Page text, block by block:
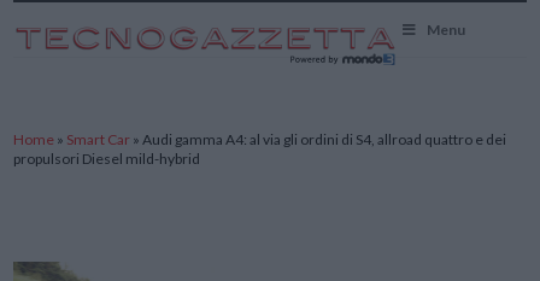
Menu
Home » Smart Car »Audi gamma A4: al via gli ordini di S4, allroad quattro e dei
propulsori Diesel mild-hybrid